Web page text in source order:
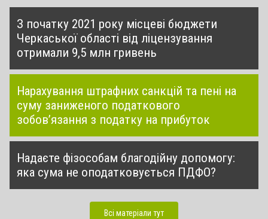
З початку 2021 року місцеві бюджети
Черкаської області від ліцензування
отримали 9,5 млн гривень
Нарахування штрафних санкцій та пені на
суму заниженого податкового
зобов’язання з податку на прибуток
Надаєте фізособам благодійну допомогу:
яка сума не оподатковується ПДФО?
Всі матеріали тут